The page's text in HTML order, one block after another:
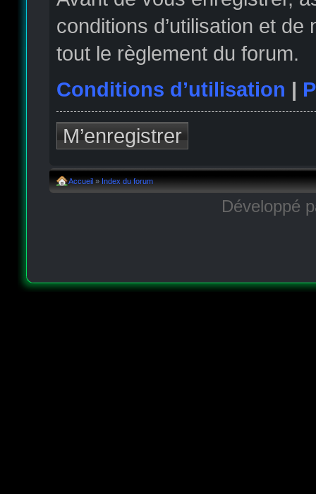
conditions d’utilisation et
tout le règlement du forum.
Conditions d’utilisation |
M’enregistrer
Accueil » Index du forum
Développé